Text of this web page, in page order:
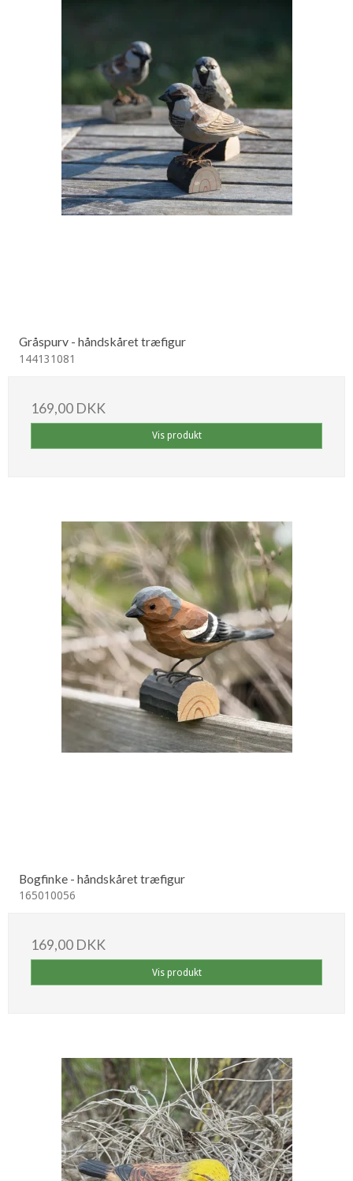
Gråspurv - håndskåret træfigur
144131081
169,00 DKK
Vis produkt
Bogfinke - håndskåret træfigur
165010056
169,00 DKK
Vis produkt